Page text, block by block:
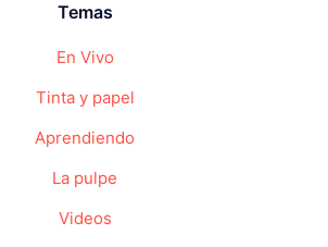
Temas
En Vivo
Tinta y papel
Aprendiendo
La pulpe
Videos